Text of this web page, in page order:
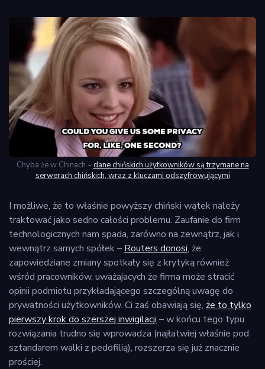
Chyba że w Chinach – dane chińskich użytkowników są trzymane na
serwerach chińskich, wraz z kluczami odszyfrowującymi
I możliwe, że to właśnie powyższy chiński wątek należy
traktować jako sedno całości problemu. Zaufanie do firm
technologicznych nam spada, zarówno na zewnątrz, jak i
wewnątrz samych spółek – Routers donosi, że
zapowiedziane zmiany spotkały się z krytyką również
wśród pracowników, uważajacych że firma może stracić
opinii podmiotu przykładającego szczególną uwagę do
prywatności użytkowników. Ci zaś obawiają się, że to tylko
pierwszy krok do szerszej inwigilacji – w końcu tego typu
rozwiązania trudno się wprowadza (najłatwiej właśnie pod
sztandarem walki z pedofilią), rozszerza się już znacznie
prościej.